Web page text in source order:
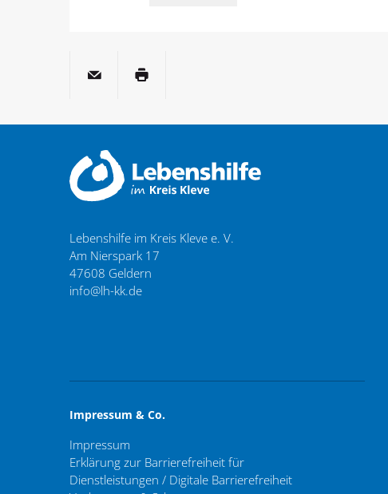
per E-MailSeite drucken
Lebenshilfe im Kreis Kleve e. V.
Am Nierspark 17
47608 Geldern
info@lh-kk.de
Impressum & Co.
Impressum
Erklärung zur Barrierefreiheit für
Dienstleistungen / Digitale Barrierefreiheit